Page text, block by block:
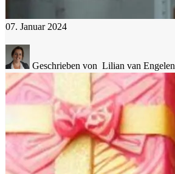
07. Januar 2024
Geschrieben von Lilian van Engelen